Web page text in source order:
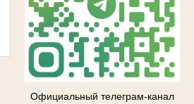
Официальный телеграм-канал